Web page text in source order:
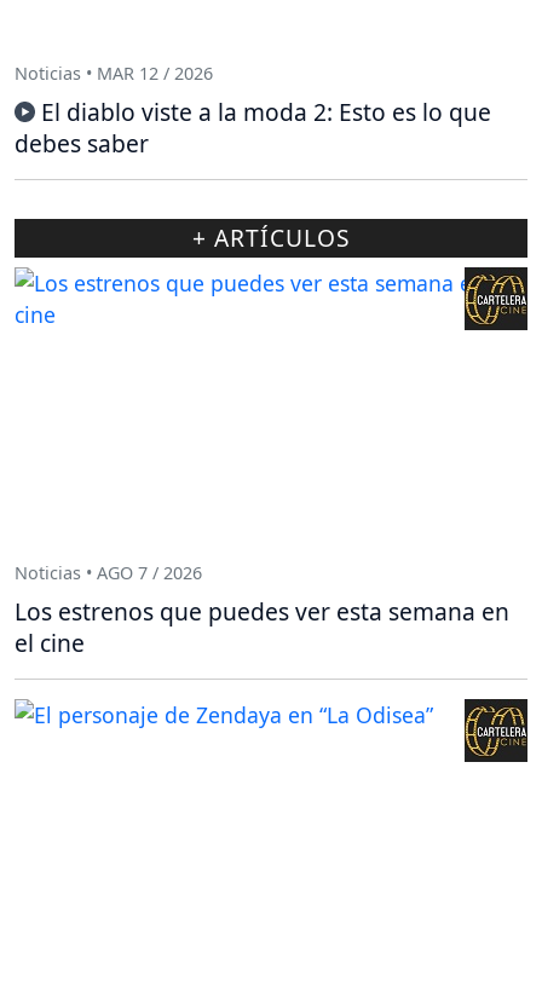
Noticias • MAR 12 / 2026
El diablo viste a la moda 2: Esto es lo que
debes saber
+ ARTÍCULOS
Noticias • AGO 7 / 2026
Los estrenos que puedes ver esta semana en
el cine